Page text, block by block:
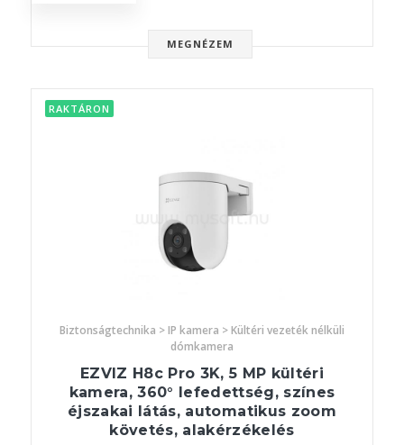
MEGNÉZEM
RAKTÁRON
Biztonságtechnika > IP kamera > Kültéri vezeték nélküli
dómkamera
EZVIZ H8c Pro 3K, 5 MP kültéri
kamera, 360° lefedettség, színes
éjszakai látás, automatikus zoom
követés, alakérzékelés